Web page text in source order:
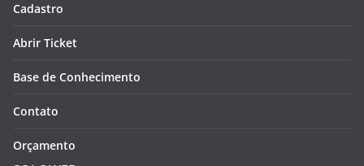
Cadastro
Abrir Ticket
Base de Conhecimento
Contato
Orçamento